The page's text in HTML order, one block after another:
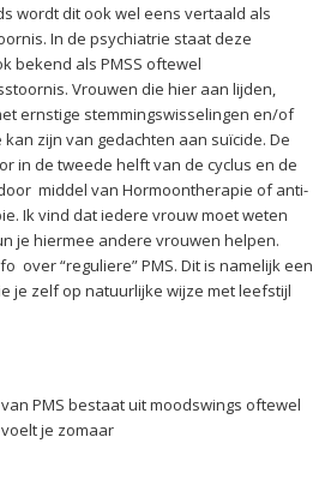
wordt dit ook wel eens vertaald als
In de psychiatrie staat deze
bekend als PMSS oftewel
Vrouwen die hier aan lijden,
ernstige stemmingswisselingen en/of
zijn van gedachten aan suïcide. De
in de tweede helft van de cyclus en de
middel van Hormoontherapie of anti-
Ik vind dat iedere vrouw moet weten
je hiermee andere vrouwen helpen.
over “reguliere” PMS. Dit is namelijk een
je zelf op natuurlijke wijze met leefstijl
PMS bestaat uit moodswings oftewel
je zomaar